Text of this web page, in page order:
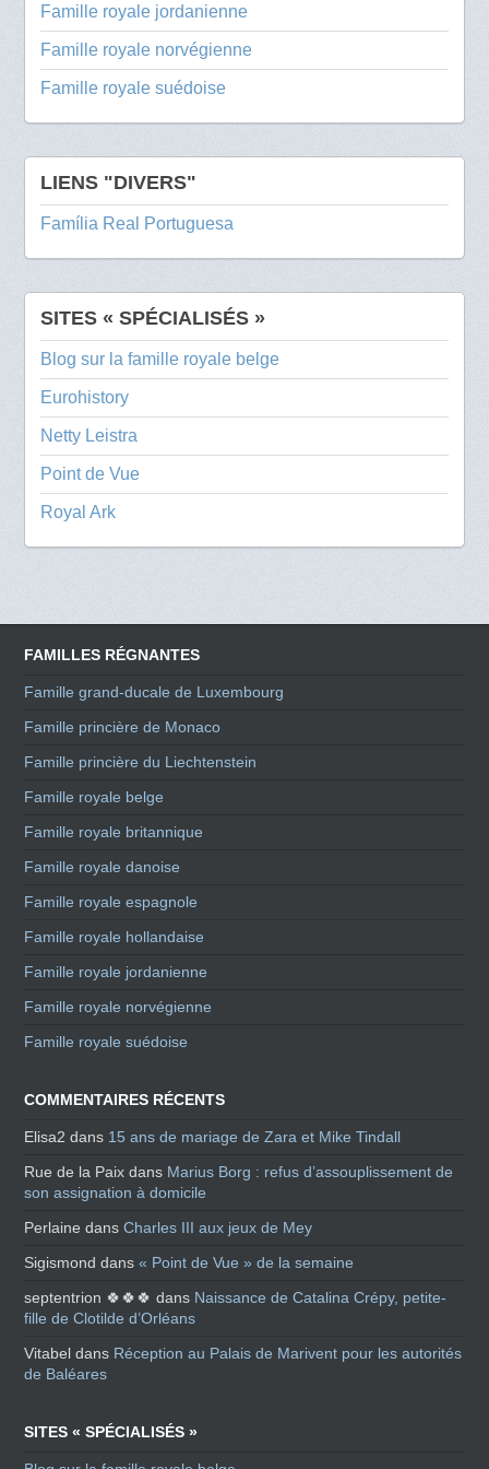
Famille royale jordanienne
Famille royale norvégienne
Famille royale suédoise
LIENS "DIVERS"
Família Real Portuguesa
SITES « SPÉCIALISÉS »
Blog sur la famille royale belge
Eurohistory
Netty Leistra
Point de Vue
Royal Ark
FAMILLES RÉGNANTES
Famille grand-ducale de Luxembourg
Famille princière de Monaco
Famille princière du Liechtenstein
Famille royale belge
Famille royale britannique
Famille royale danoise
Famille royale espagnole
Famille royale hollandaise
Famille royale jordanienne
Famille royale norvégienne
Famille royale suédoise
COMMENTAIRES RÉCENTS
Elisa2 dans 15 ans de mariage de Zara et Mike Tindall
Rue de la Paix dans Marius Borg : refus d’assouplissement de
son assignation à domicile
Perlaine dansCharles III aux jeux de Mey
Sigismond dans« Point de Vue » de la semaine
septentrion 🍀🍀🍀 dans Naissance de Catalina Crépy, petite-
fille de Clotilde d’Orléans
Vitabel dans Réception au Palais de Marivent pour les autorités
de Baléares
SITES « SPÉCIALISÉS »